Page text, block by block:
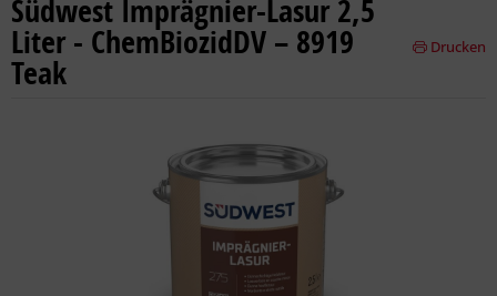
Südwest Imprägnier-Lasur 2,5
Liter - ChemBiozidDV – 8919
Teak
Drucken